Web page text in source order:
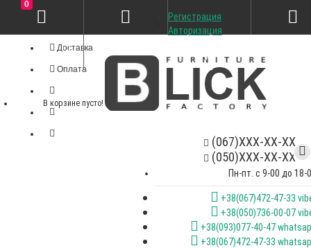
Доставка
Оплата
(067)XXX-XX-XX
(050)XXX-XX-XX
Пн-пт. с 9-00 до 18-
+38(067)472-47-33
+38(050)736-00-07
+38(093)077-40-47
+38(067)472-47-33
Регистрация
Авторизация
0
В корзине пусто!